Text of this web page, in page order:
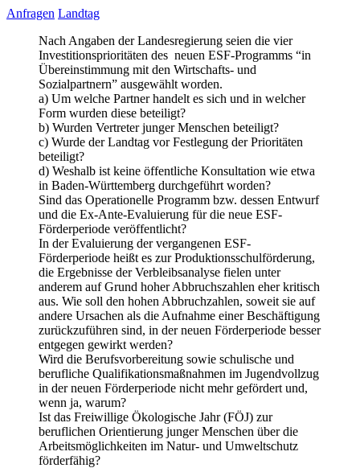
Anfragen Landtag
Nach Angaben der Landesregierung seien die vier
Investitionsprioritäten des neuen ESF-Programms “in
Übereinstimmung mit den Wirtschafts- und
Sozialpartnern” ausgewählt worden.
a) Um welche Partner handelt es sich und in welcher
Form wurden diese beteiligt?
b) Wurden Vertreter junger Menschen beteiligt?
c) Wurde der Landtag vor Festlegung der Prioritäten
beteiligt?
d) Weshalb ist keine öffentliche Konsultation wie etwa
in Baden-Württemberg durchgeführt worden?
Sind das Operationelle Programm bzw. dessen Entwurf
und die Ex-Ante-Evaluierung für die neue ESF-
Förderperiode veröffentlicht?
In der Evaluierung der vergangenen ESF-
Förderperiode heißt es zur Produktionsschulförderung,
die Ergebnisse der Verbleibsanalyse fielen unter
anderem auf Grund hoher Abbruchszahlen eher kritisch
aus. Wie soll den hohen Abbruchzahlen, soweit sie auf
andere Ursachen als die Aufnahme einer Beschäftigung
zurückzuführen sind, in der neuen Förderperiode besser
entgegen gewirkt werden?
Wird die Berufsvorbereitung sowie schulische und
berufliche Qualifikationsmaßnahmen im Jugendvollzug
in der neuen Förderperiode nicht mehr gefördert und,
wenn ja, warum?
Ist das Freiwillige Ökologische Jahr (FÖJ) zur
beruflichen Orientierung junger Menschen über die
Arbeitsmöglichkeiten im Natur- und Umweltschutz
förderfähig?